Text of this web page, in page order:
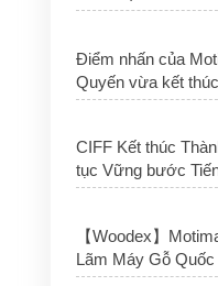
Điểm nhấn của
Quyến vừa kết thúc
CIFF Kết thúc
tục Vững bước
【Woodex】
Lãm Máy Gỗ